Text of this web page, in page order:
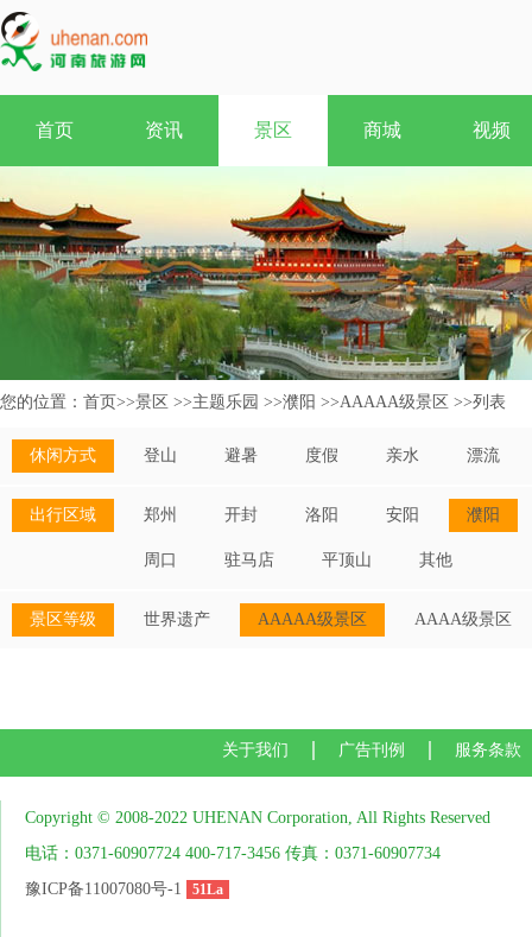
首页 资讯 景区 商城 视频
您的位置： 首页>>景区 >>主题乐园 >>濮阳 >>AAAAA级景区 >>列表
休闲方式 登山 避暑 度假 亲水 漂流
出行区域 郑州 开封 洛阳 安阳 濮阳
周口 驻马店 平顶山 其他
景区等级 世界遗产 AAAAA级景区 AAAA级景区
关于我们 广告刊例 服务条款
Copyright © 2008-2022 UHENAN Corporation, All Rights Reserved
电话：0371-60907724 400-717-3456 传真：0371-60907734
豫ICP备11007080号-1
51La